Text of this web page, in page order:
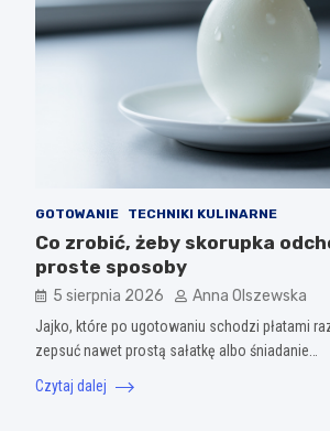
GOTOWANIE TECHNIKI KULINARNE
Co zrobić, żeby skorupka
proste sposoby
5 sierpnia 2026 Anna Olszewska
Jajko, które po ugotowaniu schodzi płatami
zepsuć nawet prostą sałatkę albo śniadanie…
Czytaj dalej